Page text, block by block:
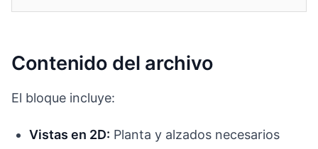
Contenido del archivo
El bloque incluye:
Vistas en 2D: Planta y alzados necesarios